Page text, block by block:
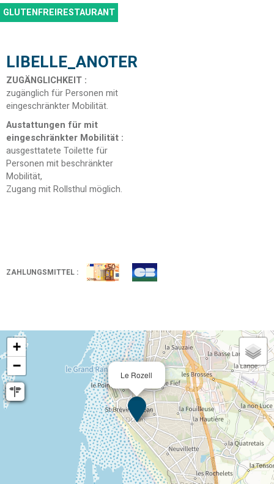
GLUTENFREIRESTAURANT
LIBELLE_ANOTER
ZUGÄNGLICHKEIT :
zugänglich für Personen mit
eingeschränkter Mobilität
Austattungen für mit
eingeschränkter Mobilität :
ausgesttatete Toilette für
Personen mit beschränkter
Mobilität
Zugang mit Rollsthul möglich
ZAHLUNGSMITTEL :
Le Rozell
+
−